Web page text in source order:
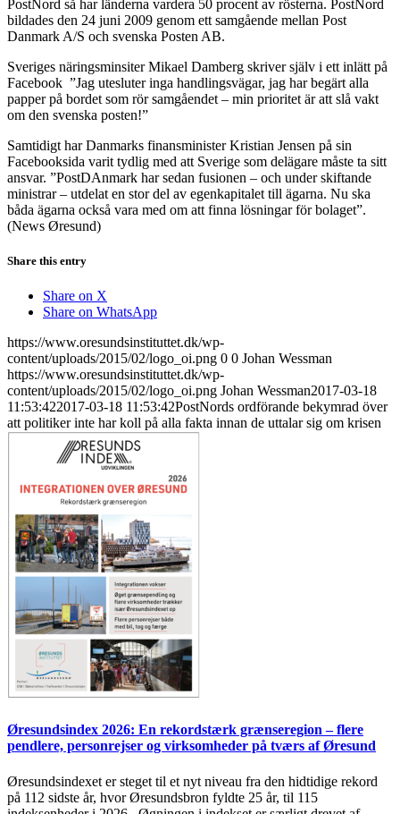
PostNord så har länderna vardera 50 procent av rösterna. PostNord
bildades den 24 juni 2009 genom ett samgående mellan Post
Danmark A/S och svenska Posten AB.
Sveriges näringsminsiter Mikael Damberg skriver själv i ett inlätt på
Facebook ”Jag utesluter inga handlingsvägar, jag har begärt alla
papper på bordet som rör samgåendet – min prioritet är att slå vakt
om den svenska posten!”
Samtidigt har Danmarks finansminister Kristian Jensen på sin
Facebooksida varit tydlig med att Sverige som delägare måste ta sitt
ansvar. ”PostDAnmark har sedan fusionen – och under skiftande
ministrar – utdelat en stor del av egenkapitalet till ägarna. Nu ska
båda ägarna också vara med om att finna lösningar för bolaget”.
(News Øresund)
Share this entry
Share on X
Share on WhatsApp
https://www.oresundsinstituttet.dk/wp-
content/uploads/2015/02/logo_oi.png 0 0 Johan Wessman
https://www.oresundsinstituttet.dk/wp-
content/uploads/2015/02/logo_oi.png Johan Wessman2017-03-18
11:53:422017-03-18 11:53:42PostNords ordförande bekymrad över
att politiker inte har koll på alla fakta innan de uttalar sig om krisen
Øresundsindex 2026: En rekordstærk grænseregion – flere
pendlere, personrejser og virksomheder på tværs af Øresund
Øresundsindexet er steget til et nyt niveau fra den hidtidige rekord
på 112 sidste år, hvor Øresundsbron fyldte 25 år, til 115